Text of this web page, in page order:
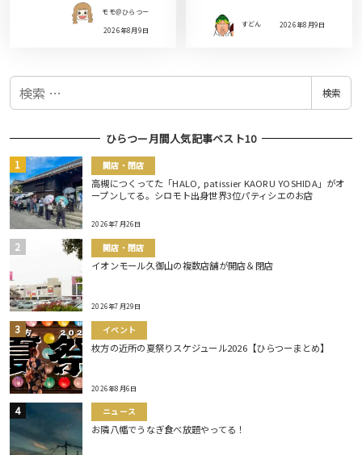
モモ＠ひらつー
2026年8月9日
すどん 2026年8月9日
検
検索
ひらつー月間人気記事ベスト10
開店・閉店
高槻につくってた「HALO, patissier KAORU YOSHIDA」がオ
ープンしてる。シロモト出身世界3位パティシエのお店
2026年7月26日
開店・閉店
イオンモール久御山の複数店舗が開店＆閉店
2026年7月29日
イベント
枚方の近所の夏祭りスケジュール2026【ひらつーまとめ】
2026年8月6日
ニュース
お隣八幡でうなぎ食べ放題やってる！